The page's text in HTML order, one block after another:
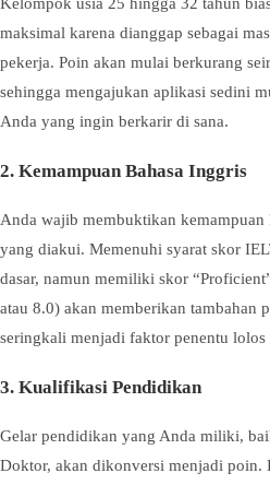
Kelompok usia 25 hingga 32 tahun
maksimal karena dianggap sebagai
pekerja. Poin akan mulai berkurang
sehingga mengajukan aplikasi sedini
Anda yang ingin berkarir di sana.
2. Kemampuan Bahasa Inggris
Anda wajib membuktikan
yang diakui. Memenuhi syarat skor
dasar, namun memiliki skor
atau 8.0) akan memberikan tambahan
seringkali menjadi faktor penentu
3. Kualifikasi Pendidikan
Gelar pendidikan yang Anda miliki,
Doktor, akan dikonversi menjadi poin.